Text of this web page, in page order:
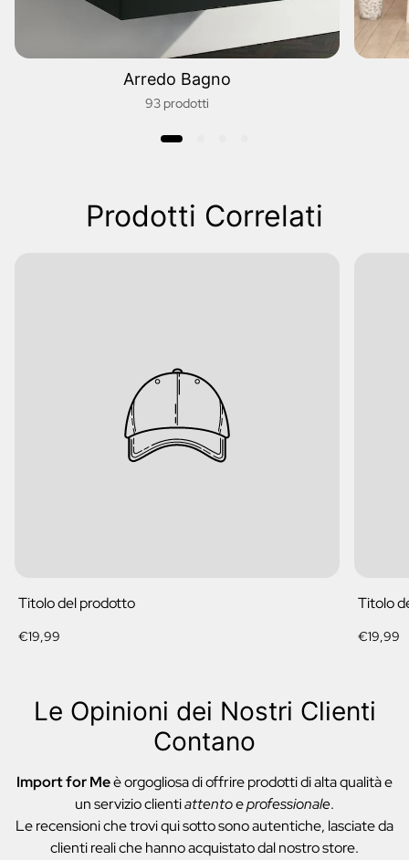
Arredo Bagno
93 prodotti
Prodotti Correlati
Titolo del prodotto
Prezzo
€19,99
Titolo
Prezzo
€19,99
Le Opinioni dei Nostri Clienti
Contano
Import for Meè orgogliosa di offrire prodotti di alta qualità e
un servizio clientiattentoeprofessionale.
Le recensioni che trovi qui sotto sono autentiche, lasciate da
clienti reali che hanno acquistato dal nostro store.